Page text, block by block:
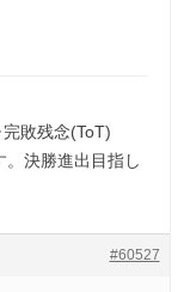
敗残念(ToT)
。決勝進出目指し
#60527